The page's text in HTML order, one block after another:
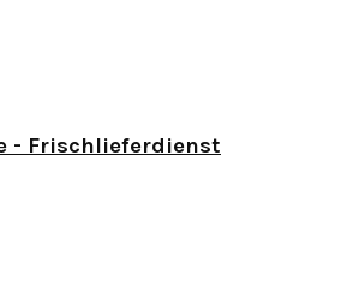
- Frischlieferdienst